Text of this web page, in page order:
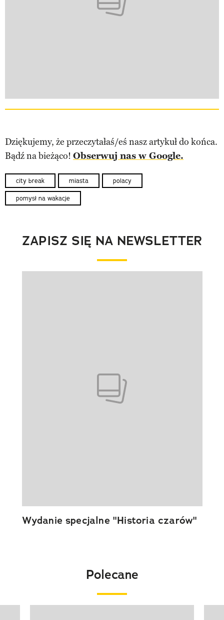
Dziękujemy, że przeczytałaś/eś nasz artykuł do końca.
Bądź na bieżąco! Obserwuj nas w Google.
city break miasta polacy
pomysł na wakacje
ZAPISZ SIĘ NA NEWSLETTER
Wydanie specjalne "Historia czarów"
Polecane